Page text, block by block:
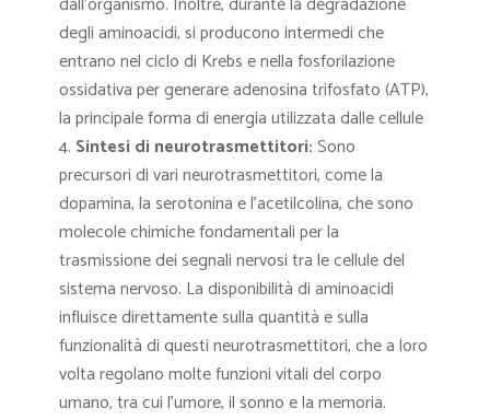
degli aminoacidi, si producono intermedi che
entrano nel ciclo di Krebs e nella fosforilazione
ossidativa per generare adenosina trifosfato (ATP),
la principale forma di energia utilizzata dalle cellule
Sintesi di neurotrasmettitori:Sono
precursori di vari neurotrasmettitori, come la
dopamina, la serotonina e l’acetilcolina, che sono
molecole chimiche fondamentali per la
trasmissione dei segnali nervosi tra le cellule del
sistema nervoso. La disponibilità di aminoacidi
influisce direttamente sulla quantità e sulla
funzionalità di questi neurotrasmettitori, che a loro
volta regolano molte funzioni vitali del corpo
umano, tra cui l’umore, il sonno e la memoria.